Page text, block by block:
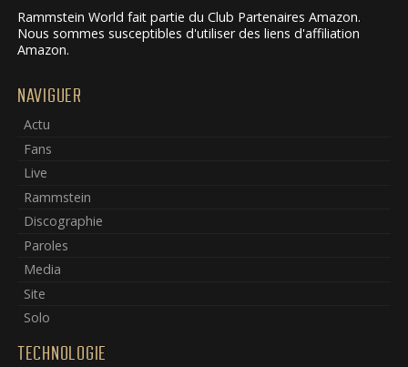
Rammstein World fait partie du Club Partenaires Amazon.
Nous sommes susceptibles d'utiliser des liens d'affiliation
Amazon.
NAVIGUER
Actu
Fans
Live
Rammstein
Discographie
Paroles
Media
Site
Solo
TECHNOLOGIE